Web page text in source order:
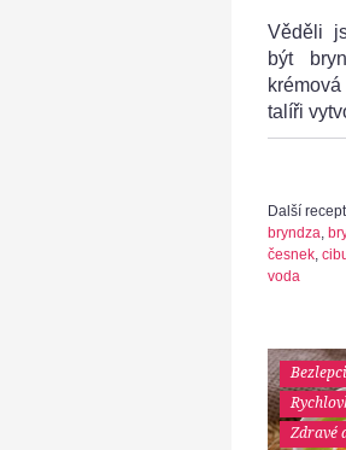
Věděli
být
talíři
Další
bryndza
česnek
voda
Bezlepci
Zdravé